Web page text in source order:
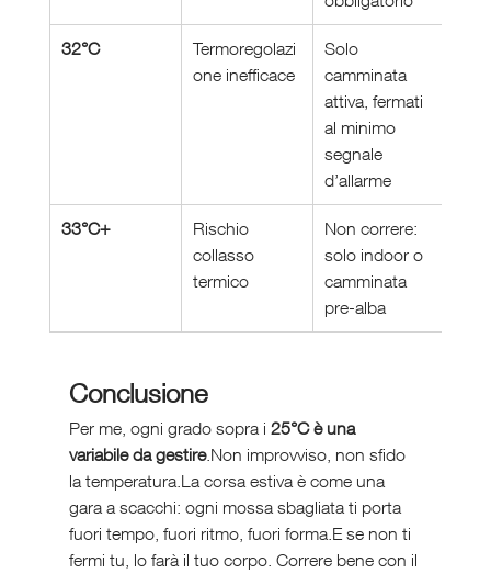
32°C
Termoregolazi
one inefficace
Solo
camminata
attiva, fermati
al minimo
segnale
d’allarme
33°C+
Rischio
collasso
termico
Non correre:
solo indoor o
camminata
pre-alba
Conclusione
Per me, ogni grado sopra i 25°C è una
variabile da gestire.Non improvviso, non sfido
la temperatura.La corsa estiva è come una
gara a scacchi: ogni mossa sbagliata ti porta
fuori tempo, fuori ritmo, fuori forma.E se non ti
fermi tu, lo farà il tuo corpo. Correre bene con il